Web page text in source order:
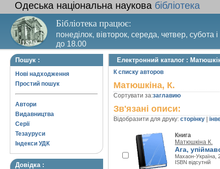
Одеська національна наукова бібліотека
Бібліотека працює:
понеділок, вівторок, середа, четвер, субота
до 18.00
Вихідний день – п’ятниця. Останній четвер
Пошук :
Нові надходження
Простий пошук
Автори
Видавництва
Серії
Тезауруси
Індекси УДК
Довідка :
Електронний каталог :
К списку авторов
Матюшкіна, К.
Сортувати за:заглавию
Зв'язані описи:
Відобразити для друку: сторінку
Книга
Матюшкіна К.
Ага,
Махаон-Україна,
ISBN відсутній